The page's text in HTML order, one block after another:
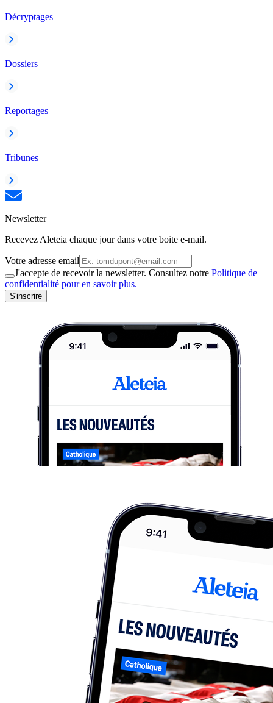
Décryptages
Dossiers
Reportages
Tribunes
Newsletter
Recevez Aleteia chaque jour dans votre boite e-mail.
Votre adresse email
J'accepte de recevoir la newsletter. Consultez notre Politique de
confidentialité pour en savoir plus.
S'inscrire